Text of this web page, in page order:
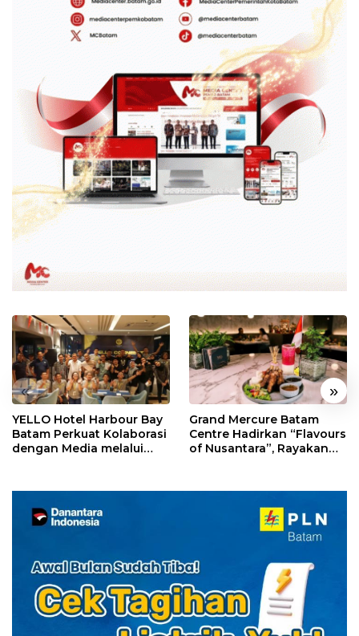
« »
YELLO Hotel Harbour Bay
Batam Perkuat Kolaborasi
dengan Media melalui
Grand Mercure Batam
Centre Hadirkan “Flavours
of Nusantara”, Rayakan